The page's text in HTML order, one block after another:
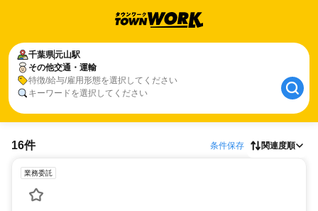
千葉県元山駅
その他交通・運輸
特徴/給与/雇用形態を選択してください
キーワードを選択してください
16件 条件保存 関連度順
業務委託